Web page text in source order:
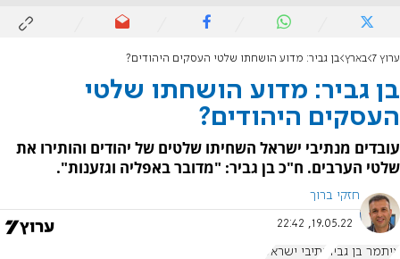
ערוץ 7 בארץ בן גביר: מדוע הושחתו שלטי העסקים היהודים?
בן גביר: מדוע הושחתו שלטי
העסקים היהודים?
עובדים מנתיבי ישראל השחיתו שלטים של יהודים והותירו את
שלטי הערבים. ח"כ בן גביר: "מדובר באפליה וגזענות".
חזקי ברוך
19.05.22, 22:42
איתמר בן גביר נתיבי ישראל